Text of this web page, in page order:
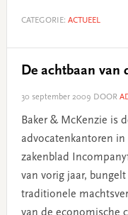
CATEGORIE: ACTUEEL
De achtbaan van
30 september 2009 DOOR
Baker & McKenzie is
advocatenkantoren
zakenblad
van vorig jaar,
traditionele